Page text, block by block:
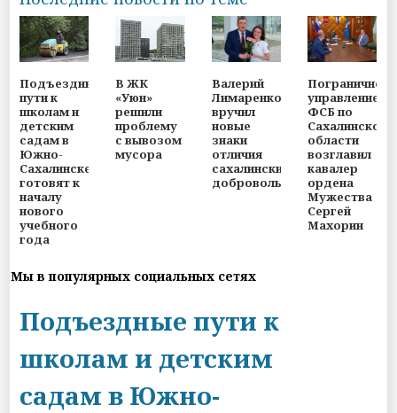
Подъездные
пути к
школам и
детским
садам в
Южно-
Сахалинске
готовят к
началу
нового
учебного
года
В ЖК
«Уюн»
решили
проблему
с вывозом
мусора
Валерий
Лимаренко
вручил
новые
знаки
отличия
сахалинским
добровольцам
Пограничное
управление
ФСБ по
Сахалинской
области
возглавил
кавалер
ордена
Мужества
Сергей
Махорин
Мы в популярных социальных сетях
Подъездные пути к
школам и детским
садам в Южно-